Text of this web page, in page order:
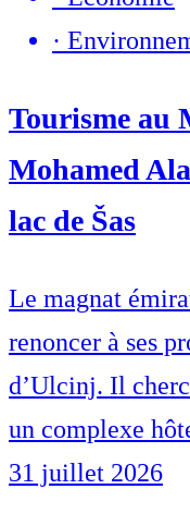
·
Tourisme au
Mohamed
lac de Šas
Le magnat
renoncer à ses
d’Ulcinj. Il
un complexe
31 juillet 2026